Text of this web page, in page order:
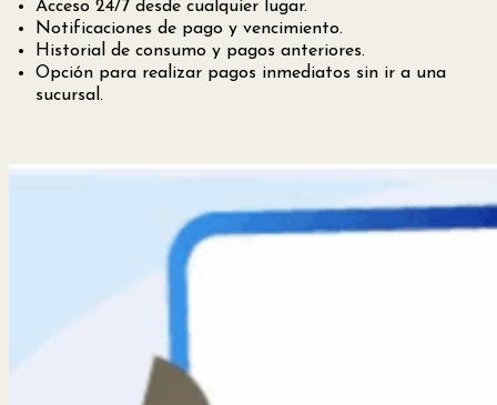
Acceso 24/7 desde cualquier lugar.
Notificaciones de pago y vencimiento.
Historial de consumo y pagos anteriores.
Opción para realizar pagos inmediatos sin ir a una
sucursal.